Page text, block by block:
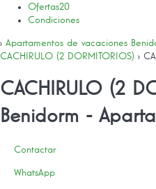
Ofertas20
Condiciones
› Apartamentos de vacaciones
CACHIRULO (2 DORMITORIOS) ›
CACHIRULO (2
Benidorm -
Contactar
WhatsApp